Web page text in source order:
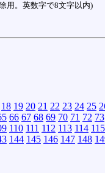
用。英数字で8文字以内)
18 19 20 21 22 23 24 25
66 67 68 69 70 71 72 73
110 111 112 113 114 115
144 145 146 147 148